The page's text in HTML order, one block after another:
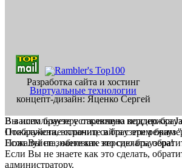
Разработка сайта и хостинг
Виртуальные технологии
концепт-дизайн: Яценко Сергей
В вашем браузере отключена поддержка
Пожалуйста, включите в браузере режим
Если Вы не знаете как это сделать,
Вы используете устаревшую версию
Отображение страниц сайта с этим
Пожалуйста, обновите версию браузера!
Если Вы не знаете как это сделать,
администратору.